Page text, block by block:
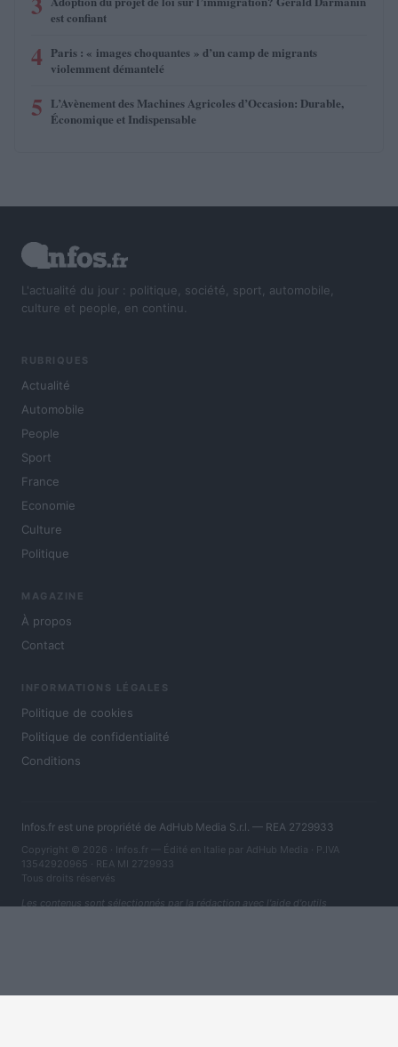
est confiant
4 Paris : « images choquantes » d’un camp de migrants
violemment démantelé
5 L’Avènement des Machines Agricoles d’Occasion: Durable,
Économique et Indispensable
L'actualité du jour : politique, société, sport, automobile,
culture et people, en continu.
RUBRIQUES
Actualité
Automobile
People
Sport
France
Economie
Culture
Politique
MAGAZINE
À propos
Contact
INFORMATIONS LÉGALES
Politique de cookies
Politique de confidentialité
Conditions
Infos.fr est une propriété de AdHub Media S.r.l. — REA 2729933
Copyright © 2026 · Infos.fr — Édité en Italie par AdHub Media · P.IVA
13542920965 · REA MI 2729933
Tous droits réservés
Les contenus sont sélectionnés par la rédaction avec l'aide d'outils